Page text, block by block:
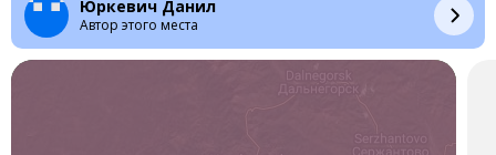
получила массу ярких эмоций. Их первой целью было
восхождение на скалу Дерсу-Узала.
Наш поход начался с экскурсии по памятным и
достопримечательным местам Кавалерово.
от бухты Зеркальной до бухты Дубовая. Перед нашими
Юркевич Данил
Автор этого места